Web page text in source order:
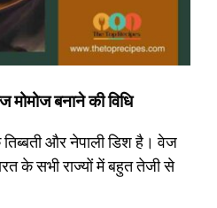
बनाने की विधि
और नेपाली डिश है। वेज
के सभी राज्यों में बहुत तेजी से